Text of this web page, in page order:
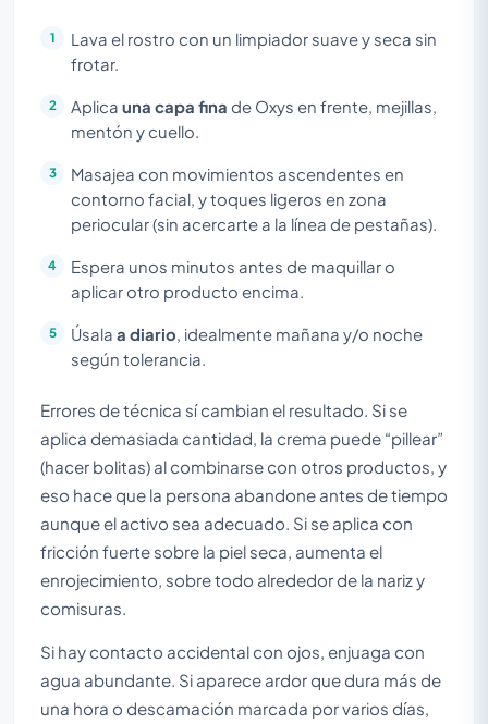
Lava el rostro con un limpiador suave y seca sin
frotar.
Aplica una capa fina de Oxys en frente, mejillas,
mentón y cuello.
Masajea con movimientos ascendentes en
contorno facial, y toques ligeros en zona
periocular (sin acercarte a la línea de pestañas).
Espera unos minutos antes de maquillar o
aplicar otro producto encima.
Úsala a diario , idealmente mañana y/o noche
según tolerancia.
Errores de técnica sí cambian el resultado. Si se
aplica demasiada cantidad, la crema puede “pillear”
(hacer bolitas) al combinarse con otros productos, y
eso hace que la persona abandone antes de tiempo
aunque el activo sea adecuado. Si se aplica con
fricción fuerte sobre la piel seca, aumenta el
enrojecimiento, sobre todo alrededor de la nariz y
comisuras.
Si hay contacto accidental con ojos, enjuaga con
agua abundante. Si aparece ardor que dura más de
una hora o descamación marcada por varios días,